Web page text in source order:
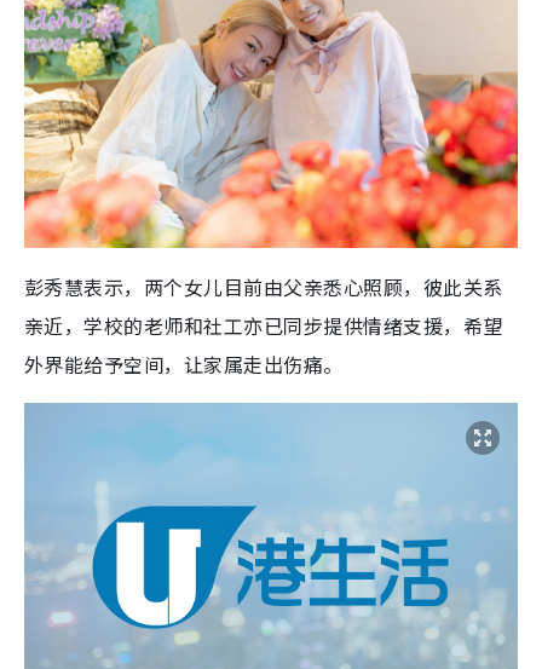
彭秀慧表示，两个女儿目前由父亲悉心照顾，彼此关系
亲近，学校的老师和社工亦已同步提供情绪支援，希望
外界能给予空间，让家属走出伤痛。